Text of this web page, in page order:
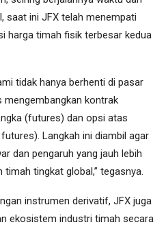
saat ini JFX telah menempati
harga timah fisik terbesar kedua
tidak hanya berhenti di pasar
kontrak
(futures) dan opsi atas
Langkah ini diambil agar
dan pengaruh yang jauh lebih
tingkat global,” tegasnya.
instrumen derivatif, JFX juga
ekosistem industri timah secara